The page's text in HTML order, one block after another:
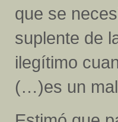
que se
suplente de
ilegítimo
(…)es un